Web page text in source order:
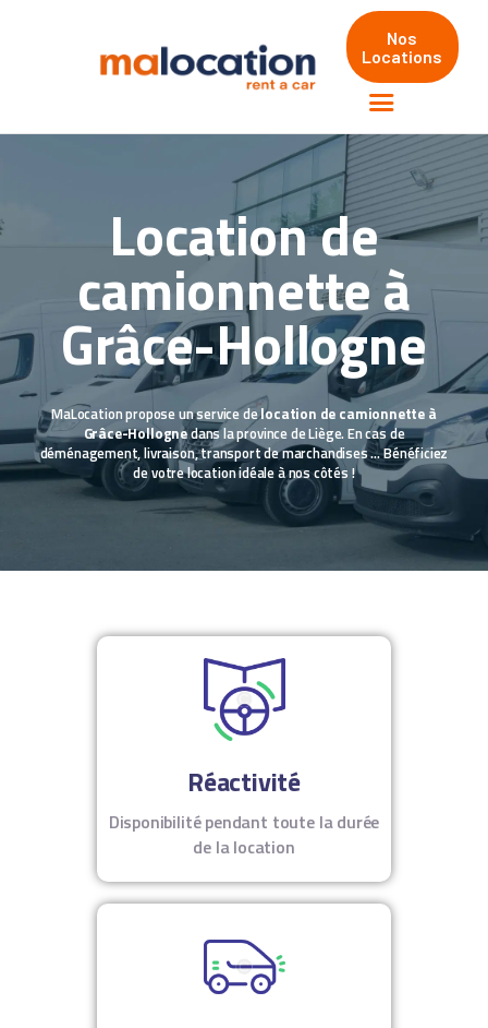
Nos
Locations
VÉHICULES
AGENCES
FAQS
MUST RENT - LOCATION
LONGUE DURÉE
Location de
camionnette à
Grâce-Hollogne
MaLocation propose un service delocation de camionnette à
Grâce-Hollognedans la province de Liège. En cas de
déménagement, livraison, transport de marchandises … Bénéficiez
de votre location idéale à nos côtés !
Réactivité
Disponibilité pendant toute la durée
de la location